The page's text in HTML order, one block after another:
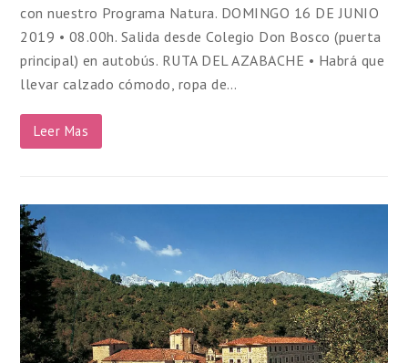
con nuestro Programa Natura. DOMINGO 16 DE JUNIO
2019 • 08.00h. Salida desde Colegio Don Bosco (puerta
principal) en autobús. RUTA DEL AZABACHE • Habrá que
llevar calzado cómodo, ropa de…
Leer Mas